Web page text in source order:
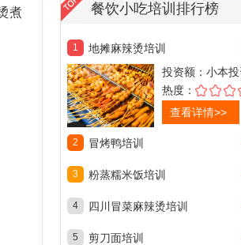
煮 餐饮小吃培训排行榜
1 地摊麻辣烫培训
投资额： 小本投
热度：
查看详情>>
2 冒烤鸭培训
3 粉蒸糯米饭培训
4 四川冒菜麻辣烫培训
5 剪刀面培训